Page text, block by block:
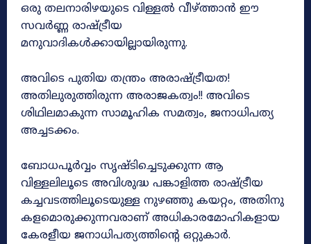
ഒരു തലനാരിഴയുടെ വിള്ളൽ വീഴ്‌ത്താൻ ഈ
സവർണ്ണ രാഷ്‌ട്രീയ
മനുവാദികൾക്കായില്ലായിരുന്നു.
അവിടെ പുതിയ തന്ത്രം അരാഷ്ട്രീയത!
അതിലുരുത്തിരുന്ന അരാജകത്വം!! അവിടെ
ശിഥിലമാകുന്ന സാമൂഹിക സമത്വം, ജനാധിപത്യ
അച്ചടക്കം.
ബോധപൂർവ്വം സൃഷ്‌ടിച്ചെടുക്കുന്ന ആ
വിള്ളലിലൂടെ അവിശുദ്ധ പങ്കാളിത്ത രാഷ്‌ട്രീയ
കച്ചവടത്തിലൂടെയുള്ള നുഴഞ്ഞു കയറ്റം, അതിനു
കളമൊരുക്കുന്നവരാണ് അധികാരമോഹികളായ
കേരളീയ ജനാധിപത്യത്തിന്റെ ഒറ്റുകാർ.